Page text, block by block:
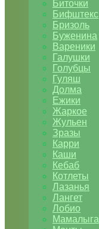
Биточки
Бифштекс
Бризоль
Буженина
Вареники
Галушки
Голубцы
Гуляш
Долма
Ежики
Жаркое
Жульен
Зразы
Карри
Каши
Кебаб
Котлеты
Лазанья
Лангет
Лобио
Мамалыга